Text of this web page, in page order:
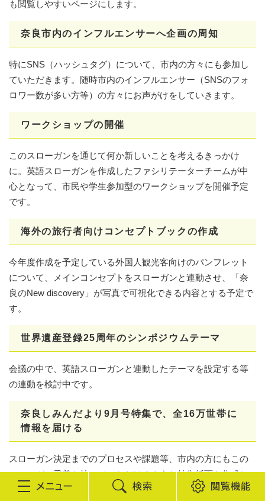
も閲覧しやすいページにします。
奈良市内のインフルエンサーへ企画の周知
特にSNS（ハッシュタグ）について、市内の方々にも参加し
ていただきます。随時市内のインフルエンサー（SNSのフォ
ロワー数が多い方等）の方々にお声がけをしていきます。
ワークショップの開催
このスローガンを通じて何か新しいことを考えるきっかけ
に。英語スローガンを作成したファシリテーターチームが中
心となって、市民や学生参加型のワークショップを開催予定
です。
海外の旅行者向けコンセプトブックの作成
今年度作成を予定している外国人観光客向けのパンフレット
について、メインコンセプトをスローガンと連動させ、「奈
良のNew discovery」が写真で可視化できる内容とする予定で
す。
世界遺産登録25周年のシンポジウムテーマ
会議の中で、英語スローガンと連動したテーマを設定する等
の連動を検討中です。
奈良しみんだより9月号特集で、全16万世帯に
情報を届ける
スローガン決定までのプロセスや課題等、市内の方にもこの
スローガン愛着を持っていただけるような特集紙面を作成し
ます。特集ページの内容は、通常しみんだよりの一部記事を